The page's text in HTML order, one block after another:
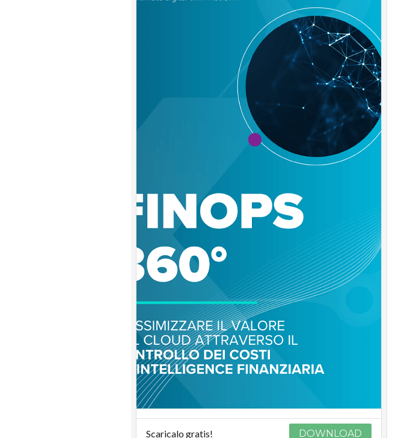
Scaricalo gratis! DOWNLOAD